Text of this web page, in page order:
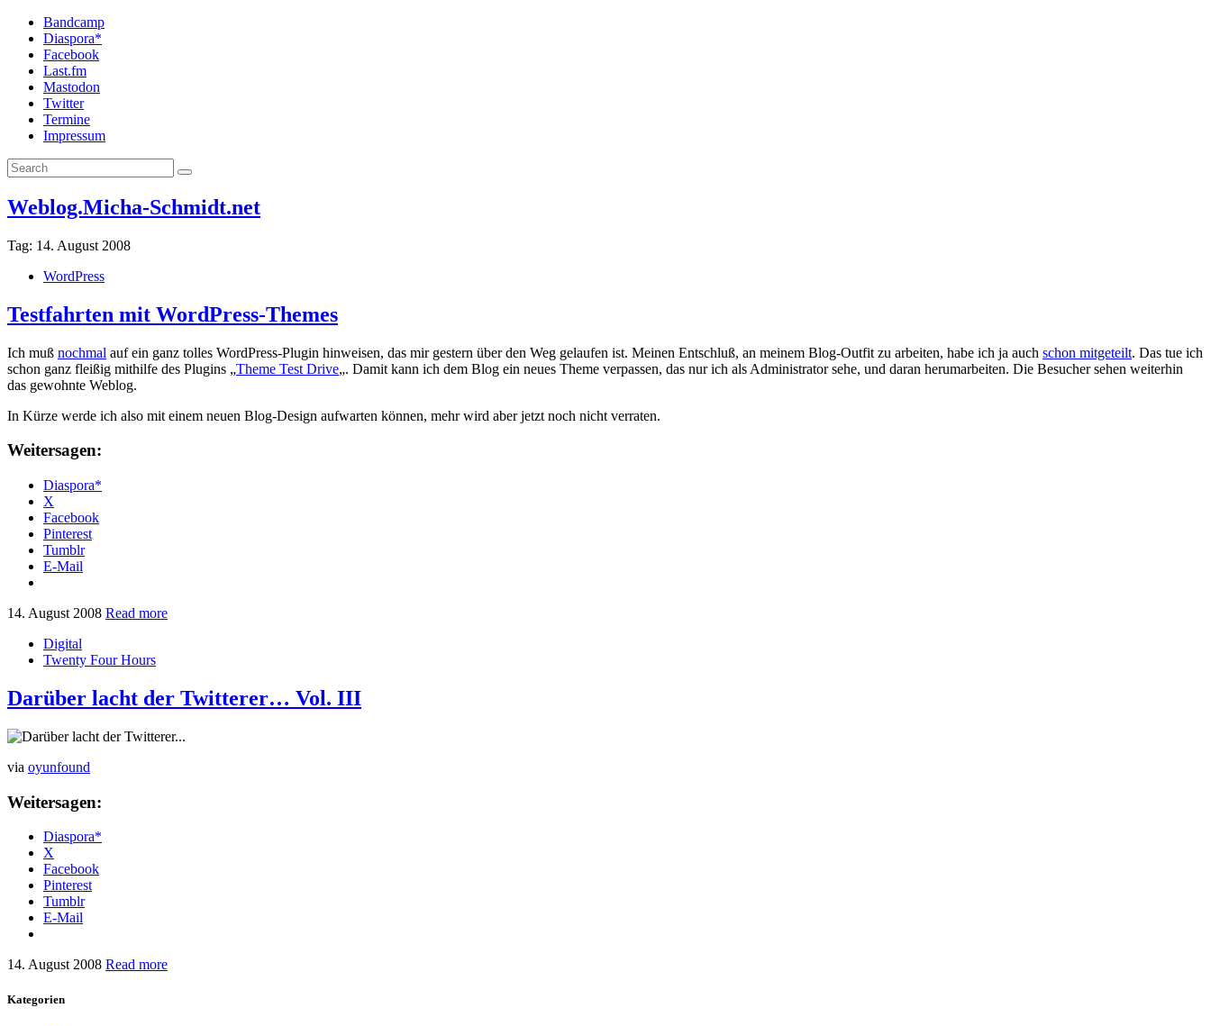
Bandcamp
Diaspora*
Facebook
Last.fm
Mastodon
Twitter
Termine
Impressum
Weblog.Micha-Schmidt.net
Tag: 14. August 2008
WordPress
Testfahrten mit WordPress-Themes
Ich muß nochmal auf ein ganz tolles WordPress-Plugin hinweisen, das mir gestern über den Weg gelaufen ist. Meinen Entschluß, an meinem Blog-Outfit zu arbeiten, habe ich ja auch schon mitgeteilt. Das tue ich
schon ganz fleißig mithilfe des Plugins „Theme Test Drive„. Damit kann ich dem Blog ein neues Theme verpassen, das nur ich als Administrator sehe, und daran herumarbeiten. Die Besucher sehen weiterhin
das gewohnte Weblog.
In Kürze werde ich also mit einem neuen Blog-Design aufwarten können, mehr wird aber jetzt noch nicht verraten.
Weitersagen:
Diaspora*
X
Facebook
Pinterest
Tumblr
E-Mail
14. August 2008 Read more
Digital
Twenty Four Hours
Darüber lacht der Twitterer… Vol. III
via oyunfound
Weitersagen:
Diaspora*
X
Facebook
Pinterest
Tumblr
E-Mail
14. August 2008 Read more
Kategorien